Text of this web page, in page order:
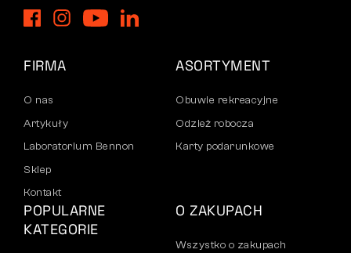
FIRMA
O nas
Artykuły
Laboratorium Bennon
Sklep
Kontakt
ASORTYMENT
Obuwie rekreacyjne
Odzież robocza
Karty podarunkowe
POPULARNE
KATEGORIE
O ZAKUPACH
Wszystko o zakupach